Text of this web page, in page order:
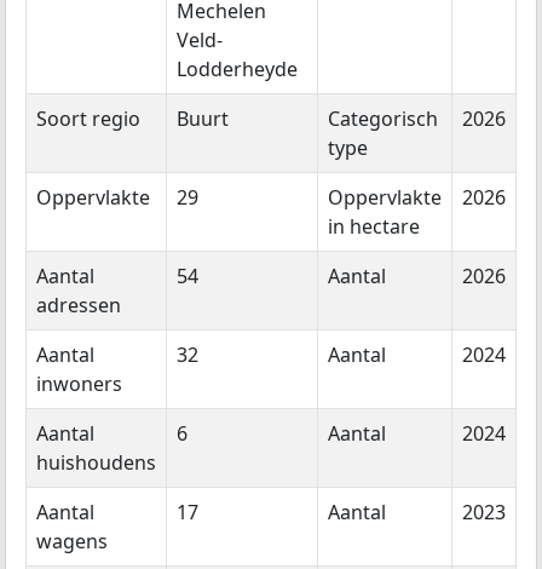
Mechelen
Veld-
Lodderheyde
Soort regio
Buurt
Categorisch
type
2026
Oppervlakte 29
Oppervlakte
in hectare
2026
Aantal
adressen
54 Aantal 2026
Aantal
inwoners
32 Aantal 2024
Aantal
huishoudens
6 Aantal 2024
Aantal
wagens
17 Aantal 2023